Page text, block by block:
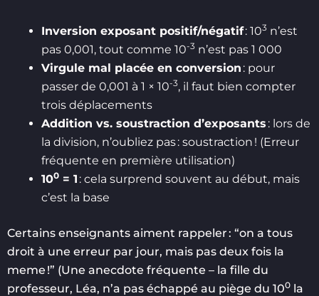
Inversion exposant positif/négatif: 103 n’est
pas 0,001, tout comme 10-3 n’est pas 1 000
Virgule mal placée en conversion : pour
passer de 0,001 à 1 × 10-3, il faut bien compter
trois déplacements
Addition vs. soustraction d’exposants : lors de
la division, n’oubliez pas : soustraction ! (Erreur
fréquente en première utilisation)
100 = 1 : cela surprend souvent au début, mais
c’est la base
Certains enseignants aiment rappeler : “on a tous
droit à une erreur par jour, mais pas deux fois la
meme !” (Une anecdote fréquente – la fille du
professeur, Léa, n’a pas échappé au piège du 100 la